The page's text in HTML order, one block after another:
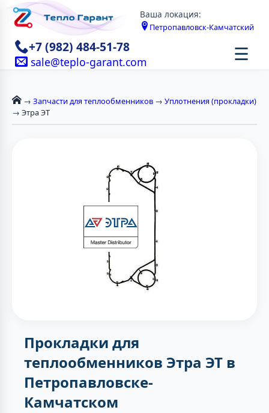
Ваша локация:
Петропавловск-Камчатский
+7 (982) 484-51-78
sale@teplo-garant.com ☰
→ Запчасти для теплообменников → Уплотнения (прокладки)
→ Этра ЭТ
Прокладки для
теплообменников Этра ЭТ в
Петропавловске-
Камчатском